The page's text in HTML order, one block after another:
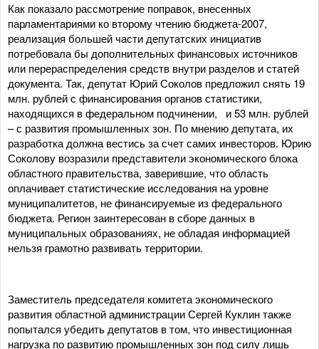
Как показало рассмотрение поправок, внесенных
парламентариями ко второму чтению бюджета-2007,
реализация большей части депутатских инициатив
потребовала бы дополнительных финансовых источников
или перераспределения средств внутри разделов и статей
документа. Так, депутат Юрий Соколов предложил снять 19
млн. рублей с финансирования органов статистики,
находящихся в федеральном подчинении, и 53 млн. рублей
– с развития промышленных зон. По мнению депутата, их
разработка должна вестись за счет самих инвесторов. Юрию
Соколову возразили представители экономического блока
областного правительства, заверившие, что область
оплачивает статистические исследования на уровне
муниципалитетов, не финансируемые из федерального
бюджета. Регион заинтересован в сборе данных в
муниципальных образованиях, не обладая информацией
нельзя грамотно развивать территории.
Заместитель председателя комитета экономического
развития областной администрации Сергей Куклин также
попытался убедить депутатов в том, что инвестиционная
нагрузка по развитию промышленных зон под силу лишь